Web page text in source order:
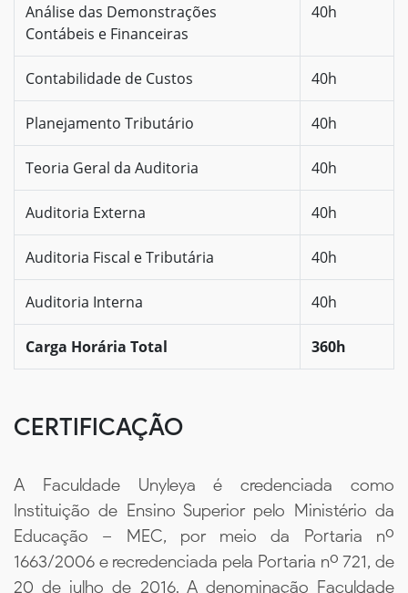
Análise das Demonstrações
Contábeis e Financeiras
40h
Contabilidade de Custos 40h
Planejamento Tributário 40h
Teoria Geral da Auditoria 40h
Auditoria Externa 40h
Auditoria Fiscal e Tributária 40h
Auditoria Interna 40h
Carga Horária Total 360h
CERTIFICAÇÃO
A Faculdade Unyleya é credenciada como
Instituição de Ensino Superior pelo Ministério da
Educação – MEC, por meio da Portaria nº
1663/2006 e recredenciada pela Portaria nº 721, de
20 de julho de 2016. A denominação Faculdade